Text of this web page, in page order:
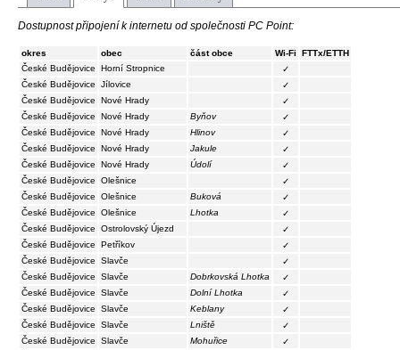
Dostupnost připojení k internetu od společnosti PC Point:
okres obec část obce Wi-Fi
FTTx/ETTH
České Budějovice
Horní Stropnice
✓
České Budějovice
Jílovice
✓
České Budějovice
Nové Hrady
✓
České Budějovice
Nové Hrady Byňov
✓
České Budějovice
Nové Hrady Hlinov
✓
České Budějovice
Nové Hrady Jakule
✓
České Budějovice
Nové Hrady Údolí
✓
České Budějovice
Olešnice
✓
České Budějovice
Olešnice Buková
✓
České Budějovice
Olešnice Lhotka
✓
České Budějovice
Ostrolovský Újezd
✓
České Budějovice
Petříkov
✓
České Budějovice
Slavče
✓
České Budějovice
Slavče Dobrkovská Lhotka
✓
České Budějovice
Slavče Dolní Lhotka
✓
České Budějovice
Slavče Keblany
✓
České Budějovice
Slavče Lniště
✓
České Budějovice
Slavče Mohuřice
✓